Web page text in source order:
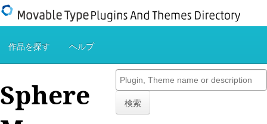
作品を探す ヘルプ
検索
Sphere